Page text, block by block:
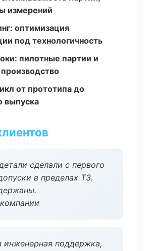
измерений
оптимизация
под технологичность
пилотные партии и
от прототипа до
выпуска
сделали с первого
в пределах ТЗ.
инженерная поддержка,